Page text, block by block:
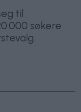
til
søkere